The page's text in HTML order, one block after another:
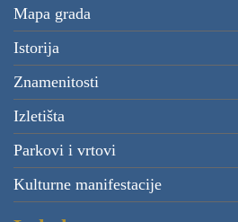
Mapa grada
Istorija
Znamenitosti
Izletišta
Parkovi i vrtovi
Kulturne manifestacije